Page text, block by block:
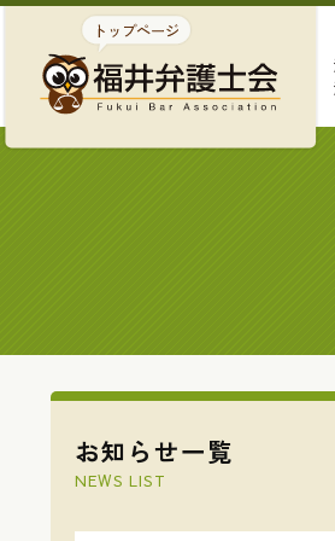
お知らせ一覧
NEWS LIST